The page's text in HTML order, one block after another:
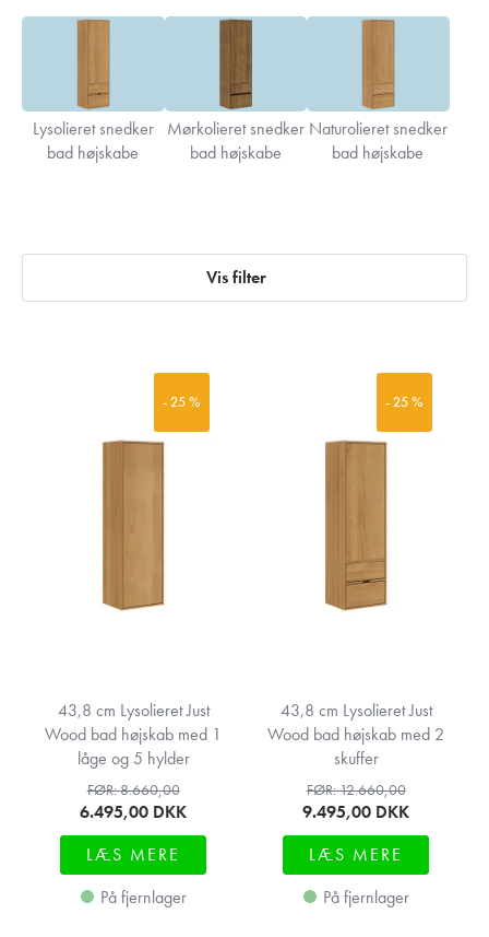
Lysolieret snedker
bad højskabe
Mørkolieret snedker
bad højskabe
Naturolieret snedker
bad højskabe
Vis filter
- 25 %
43,8 cm Lysolieret Just
Wood bad højskab med 1
låge og 5 hylder
FØR: 8.660,00
6.495,00 DKK
LÆS MERE
På fjernlager
- 25 %
43,8 cm Lysolieret Just
Wood bad højskab med 2
skuffer
FØR: 12.660,00
9.495,00 DKK
LÆS MERE
På fjernlager